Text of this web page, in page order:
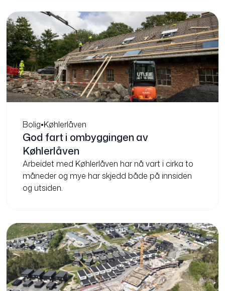
Bolig•Køhlerlåven
God fart i ombyggingen av
Køhlerlåven
Arbeidet med Køhlerlåven har nå vart i cirka to
måneder og mye har skjedd både på innsiden
og utsiden.